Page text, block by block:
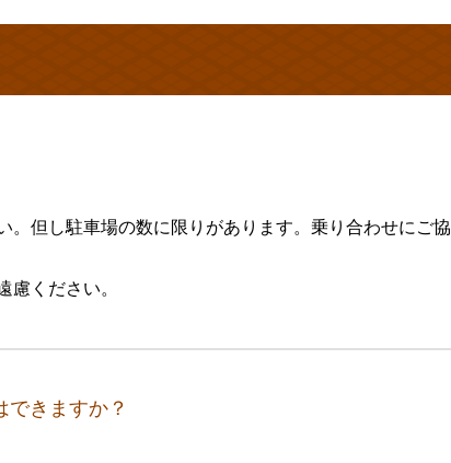
。但し駐車場の数に限りがあります。乗り合わせにご協
慮ください。
きますか？